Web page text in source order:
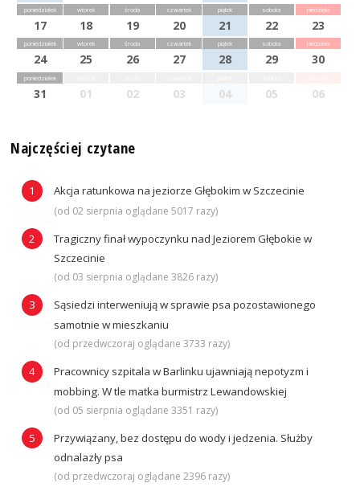
poniedziałek
17
wtorek
18
środa
19
czwartek
20
piątek
21
sobota
22
niedziela
23
poniedziałek
24
wtorek
25
środa
26
czwartek
27
piątek
28
sobota
29
niedziela
30
poniedziałek
31 01 02 03 04 05 06
Najczęściej czytane
Akcja ratunkowa na jeziorze Głębokim w Szczecinie
(od 02 sierpnia oglądane 5017 razy)
Tragiczny finał wypoczynku nad Jeziorem Głębokie w
Szczecinie
(od 03 sierpnia oglądane 3826 razy)
Sąsiedzi interweniują w sprawie psa pozostawionego
samotnie w mieszkaniu
(od przedwczoraj oglądane 3733 razy)
Pracownicy szpitala w Barlinku ujawniają nepotyzm i
mobbing. W tle matka burmistrz Lewandowskiej
(od 05 sierpnia oglądane 3351 razy)
Przywiązany, bez dostępu do wody i jedzenia. Służby
odnalazły psa
(od przedwczoraj oglądane 2396 razy)